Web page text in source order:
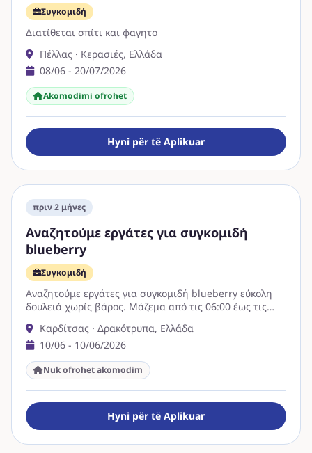
Συγκομιδή
Διατίθεται σπίτι και φαγητο
Πέλλας · Κερασιές, Ελλάδα
08/06 - 20/07/2026
Akomodimi ofrohet
Hyni për të Aplikuar
πριν 2 μήνες
Αναζητούμε εργάτες για συγκομιδή
blueberry
Συγκομιδή
Αναζητούμε εργάτες για συγκομιδή blueberry εύκολη
δουλειά χωρίς βάρος. Μάζεμα από τις 06:00 έως τις
Καρδίτσας · Δρακότρυπα, Ελλάδα
10/06 - 10/06/2026
Nuk ofrohet akomodim
Hyni për të Aplikuar